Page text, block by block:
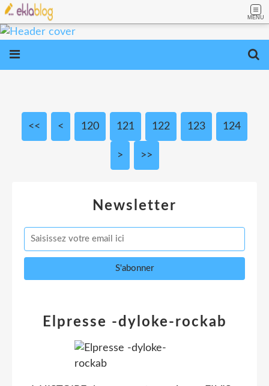
MENU
<< < 100
110
120 121 122 123 124
> >>
Newsletter
Elpresse -dyloke-rockab